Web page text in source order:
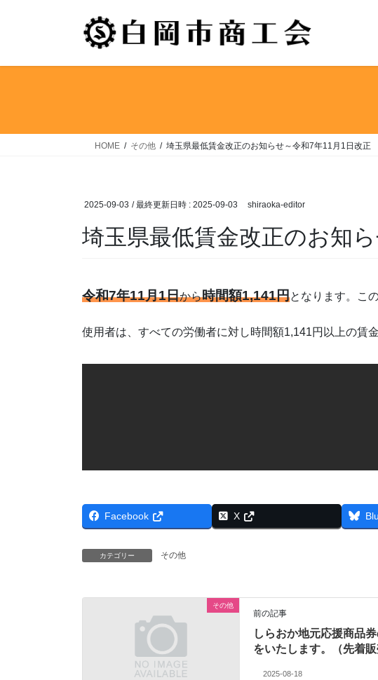
HOME その他 埼玉県最低賃金改正のお知らせ～令和7年11月1日改正
2025-09-03 / 最終更新日時 : 2025-09-03 shiraoka-editor
埼玉県最低賃金改正のお知
令和7年11月1日から時間額1,141円となります。こ
使用者は、すべての労働者に対し時間額1,141円以上の賃
Facebook X
カテゴリー その他
その他
前の記事
しらおか地元応援商品
をいたします。（先着販
2025-08-18